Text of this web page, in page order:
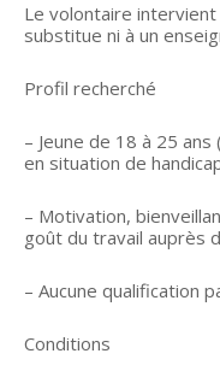
Le volontaire intervient
substitue ni à un
Profil recherché
– Jeune de 18 à 25
en situation de
– Motivation,
goût du travail auprès
– Aucune qualification
Conditions